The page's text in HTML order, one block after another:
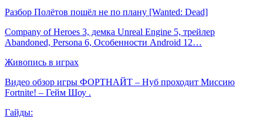
Разбор Полётов пошёл не по плану [Wanted: Dead]
Company of Heroes 3, демка Unreal Engine 5, трейлер
Abandoned, Persona 6, Особенности Android 12…
Живопись в играх
Видео обзор игры ФОРТНАЙТ – Нуб проходит Миссию
Fortnite! – Гейм Шоу .
Гайды: